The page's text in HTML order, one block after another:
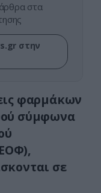
στα
στην
φαρμάκων
σύμφωνα
σε